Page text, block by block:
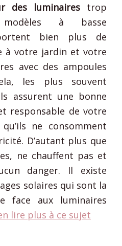
des luminaires trop
à basse
bien plus de
à votre jardin et votre
avec des ampoules
les plus souvent
assurent une bonne
responsable de votre
ne consomment
D’autant plus que
ne chauffent pas et
danger. Il existe
solaires qui sont la
face aux luminaires
lire plus à ce sujet